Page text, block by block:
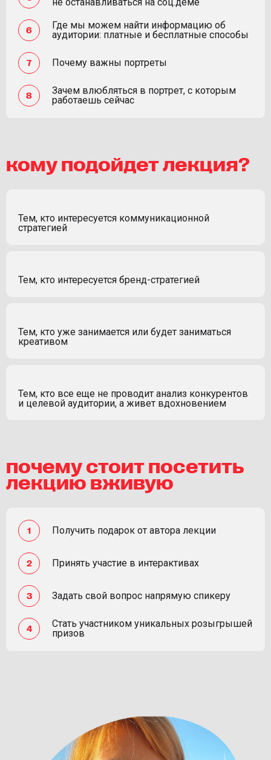
Где мы можем найти информацию об
аудитории: платные и бесплатные способы
Почему важны портреты
Зачем влюбляться в портрет, с которым
работаешь сейчас
кому подойдет лекция?
Тем, кто интересуется коммуникационной
стратегией
Тем, кто интересуется бренд-стратегией
Тем, кто уже занимается или будет заниматься
креативом
Тем, кто все еще не проводит анализ конкурентов
и целевой аудитории, а живет вдохновением
почему стоит посетить
лекцию вживую
Получить подарок от автора лекции
Принять участие в интерактивах
Задать свой вопрос напрямую спикеру
Стать участником уникальных розыгрышей
призов